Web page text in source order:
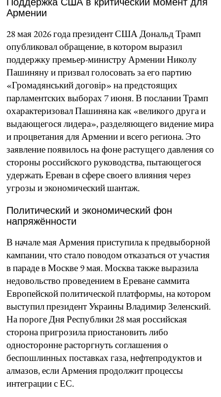
Армении
28 мая 2026 года президент США Дональд Трамп
опубликовал обращение, в котором выразил
поддержку премьер-министру Армении Николу
Пашиняну и призвал голосовать за его партию
«Громадянський договір» на предстоящих
парламентских выборах 7 июня. В послании Трамп
охарактеризовал Пашиняна как «великого друга и
выдающегося лидера», разделяющего видение мира
и процветания для Армении и всего региона. Это
заявление появилось на фоне растущего давления со
стороны российского руководства, пытающегося
удержать Ереван в сфере своего влияния через
угрозы и экономический шантаж.
Политический и экономический фон
напряжённости
В начале мая Армения приступила к предвыборной
кампании, что стало поводом отказаться от участия
в параде в Москве 9 мая. Москва также выразила
недовольство проведением в Ереване саммита
Европейской политической платформы, на котором
выступил президент Украины Владимир Зеленский.
На пороге Дня Республики 28 мая российская
сторона пригрозила приостановить либо
односторонне расторгнуть соглашения о
беспошлинных поставках газа, нефтепродуктов и
алмазов, если Армения продолжит процессы
интеграции с ЕС.